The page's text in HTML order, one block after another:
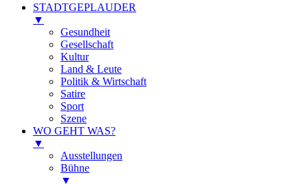
STADTGEPLAUDER
▼
Gesundheit
Gesellschaft
Kultur
Land & Leute
Politik & Wirtschaft
Satire
Sport
Szene
WO GEHT WAS?
▼
Ausstellungen
Bühne
▼